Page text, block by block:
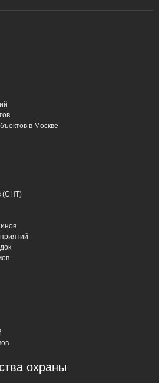
специалистов:Мы ценим
быстрый выезд наших
точку Щёлково для
замеров и монтажных
специфики:
инфраструктуры, типы
криминогенной обстановки в
проектов СКУД.
на промышленных
центрах, торговых
комплексах, частных домах и
Щёлково.
оборудования ведущих
оптимальное решение
бюджет. От простых
до сложных биометрических
обслуживание:
на все выполненные
договор на техническое
систем СКУД в
бесперебойную работу
в Москве
(СНТ)
охраны